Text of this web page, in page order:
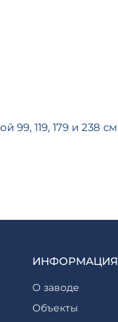
99, 119, 179 и 238
ИНФОРМАЦИЯ
О заводе
Объекты